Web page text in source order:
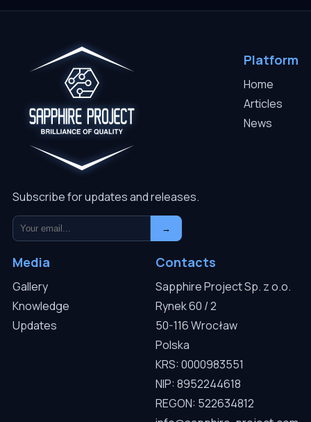
Subscribe for updates and releases.
→
Platform
Home
Articles
News
Media
Gallery
Knowledge
Updates
Contacts
Sapphire Project Sp. z o.o.
Rynek 60 / 2
50-116 Wrocław
Polska
KRS: 0000983551
NIP: 8952244618
REGON: 522634812